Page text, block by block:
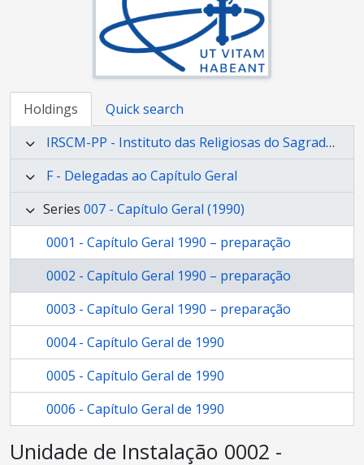
Holdings
Quick search
IRSCM-PP - Instituto das Religiosas do Sagrado Coração de Maria - Província Portuguesa
F - Delegadas ao Capítulo Geral
Series 007 - Capítulo Geral (1990)
0001 - Capítulo Geral 1990 – preparação
0002 - Capítulo Geral 1990 – preparação
0003 - Capítulo Geral 1990 – preparação
0004 - Capítulo Geral de 1990
0005 - Capítulo Geral de 1990
0006 - Capítulo Geral de 1990
Unidade de Instalação 0002 -